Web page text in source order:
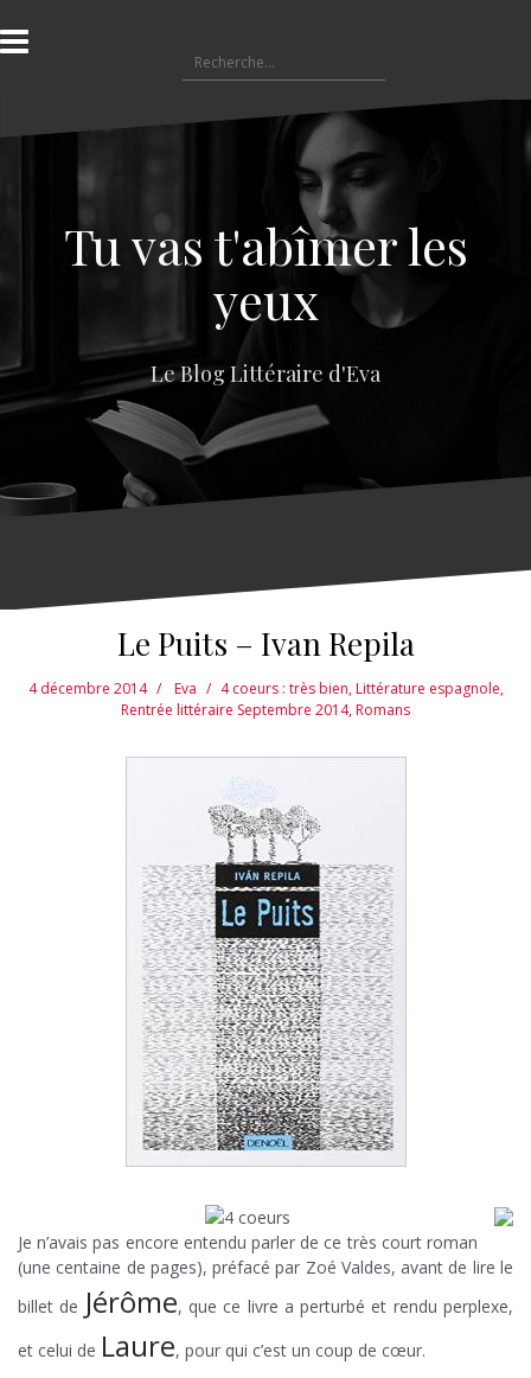
l
a
e
e
Tu vas t'abîmer les
yeux
Le Blog Littéraire d'Eva
Le Puits – Ivan Repila
4 décembre 2014 Eva 4 coeurs : très bien,Littérature espagnole,
Rentrée littéraire Septembre 2014,Romans
Je n’avais pas encore entendu parler de ce très court roman
(une centaine de pages), préfacé par Zoé Valdes, avant de lire le
billet de Jérôme, que ce livre a perturbé et rendu perplexe,
et celui de Laure, pour qui c’est un coup de cœur.